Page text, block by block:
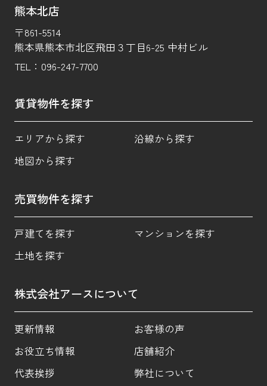
熊本北店
〒861-5514
熊本県熊本市北区飛田３丁目6-25 中村ビル
TEL： 096-247-7700
賃貸物件を探す
エリアから探す
沿線から探す
地図から探す
売買物件を探す
戸建てを探す
マンションを探す
土地を探す
株式会社アースについて
更新情報
お客様の声
お役立ち情報
店舗紹介
代表挨拶
弊社について